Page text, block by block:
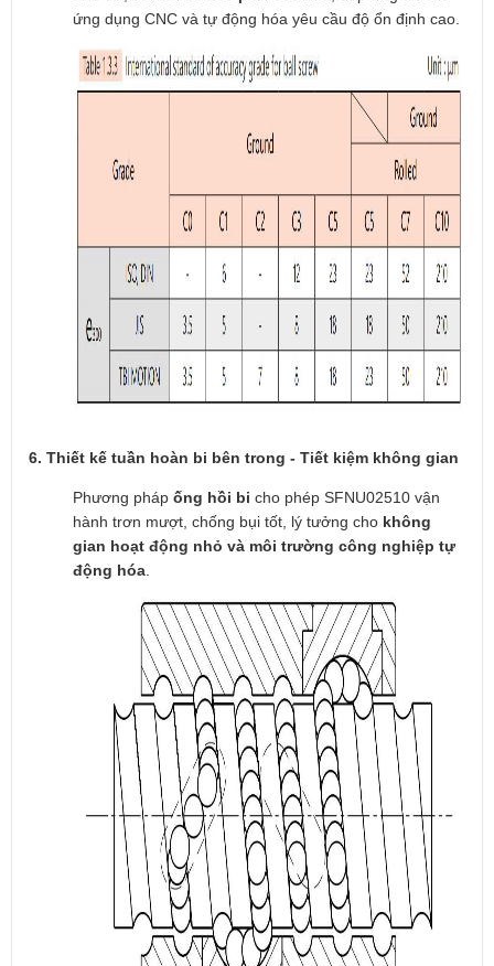
ứng dụng CNC và tự động hóa yêu cầu độ ổn định cao.
6. Thiết kế tuần hoàn bi bên trong - Tiết kiệm không gian
Phương pháp ống hồi bi cho phép SFNU02510 vận
hành trơn mượt, chống bụi tốt, lý tưởng cho không
gian hoạt động nhỏ và môi trường công nghiệp tự
động hóa